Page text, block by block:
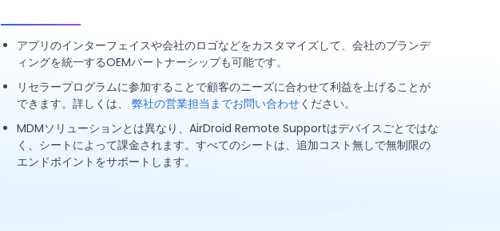
アプリのインターフェイスや会社のロゴなどをカスタマイズして、会社のブランデ
ィングを統一するOEMパートナーシップも可能です。
リセラープログラムに参加することで顧客のニーズに合わせて利益を上げることが
できます。詳しくは、 弊社の営業担当までお問い合わせください。
MDMソリューションとは異なり、AirDroid Remote Supportはデバイスごとではな
く、シートによって課金されます。すべてのシートは、追加コスト無しで無制限の
エンドポイントをサポートします。